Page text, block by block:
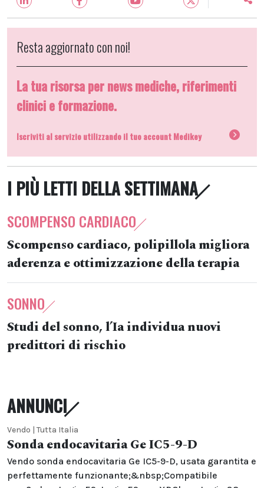
Resta aggiornato con noi!
La tua risorsa per news mediche, riferimenti
clinici e formazione.
Iscriviti al servizio utilizzando il tuo account Medikey
I PIÙ LETTI DELLA SETTIMANA
SCOMPENSO CARDIACO
Scompenso cardiaco, polipillola migliora
aderenza e ottimizzazione della terapia
SONNO
Studi del sonno, l’Ia individua nuovi
predittori di rischio
ANNUNCI
Vendo | Tutta Italia
Sonda endocavitaria Ge IC5-9-D
Vendo sonda endocavitaria Ge IC5-9-D, usata garantita e
perfettamente funzionante;&nbsp;Compatibile